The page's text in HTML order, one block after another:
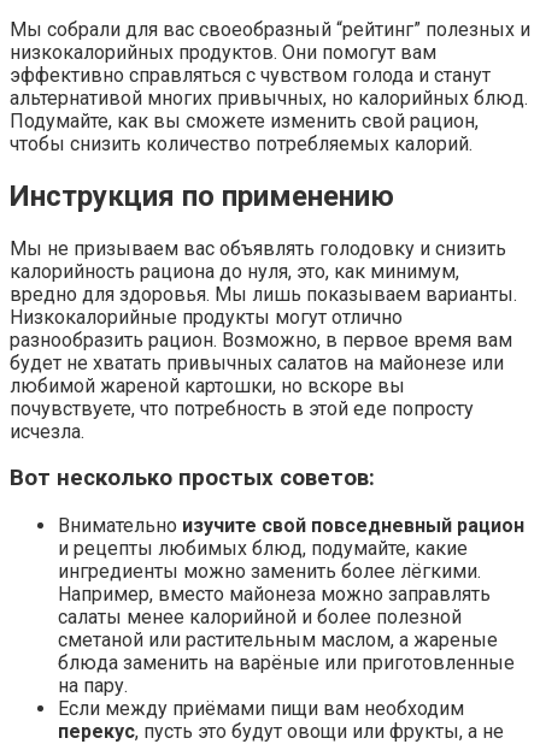
Мы собрали для вас своеобразный “рейтинг” полезных и
низкокалорийных продуктов. Они помогут вам
эффективно справляться с чувством голода и станут
альтернативой многих привычных, но калорийных блюд.
Подумайте, как вы сможете изменить свой рацион,
чтобы снизить количество потребляемых калорий.
Инструкция по применению
Мы не призываем вас объявлять голодовку и снизить
калорийность рациона до нуля, это, как минимум,
вредно для здоровья. Мы лишь показываем варианты.
Низкокалорийные продукты могут отлично
разнообразить рацион. Возможно, в первое время вам
будет не хватать привычных салатов на майонезе или
любимой жареной картошки, но вскоре вы
почувствуете, что потребность в этой еде попросту
исчезла.
Вот несколько простых советов:
Внимательно изучите свой повседневный рацион
и рецепты любимых блюд, подумайте, какие
ингредиенты можно заменить более лёгкими.
Например, вместо майонеза можно заправлять
салаты менее калорийной и более полезной
сметаной или растительным маслом, а жареные
блюда заменить на варёные или приготовленные
на пару.
Если между приёмами пищи вам необходим
перекус, пусть это будут овощи или фрукты, а не